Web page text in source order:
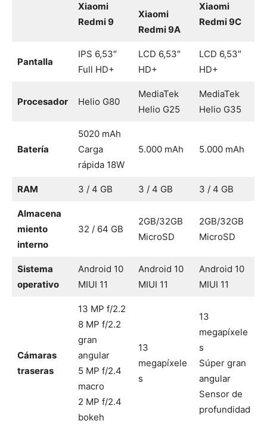
Xiaomi
Redmi 9
Xiaomi
Redmi 9A
Xiaomi
Redmi 9C
Pantalla
IPS 6,53″
Full HD+
LCD 6,53″
HD+
LCD 6,53″
HD+
Procesador Helio G80
MediaTek
Helio G25
MediaTek
Helio G35
Batería
5020 mAh
Carga
rápida 18W
5.000 mAh 5.000 mAh
RAM 3 / 4 GB 3 / 4 GB 3 / 4 GB
Almacena
miento
interno
32 / 64 GB
2GB/32GB
MicroSD
2GB/32GB
MicroSD
Sistema
operativo
Android 10
MIUI 11
Android 10
MIUI 11
Android 10
MIUI 11
Cámaras
traseras
13 MP f/2.2
8 MP f/2.2
gran
angular
5 MP f/2.4
macro
2 MP f/2.4
bokeh
13
megapíxele
s
13
megapíxele
s
Súper gran
angular
Sensor de
profundidad